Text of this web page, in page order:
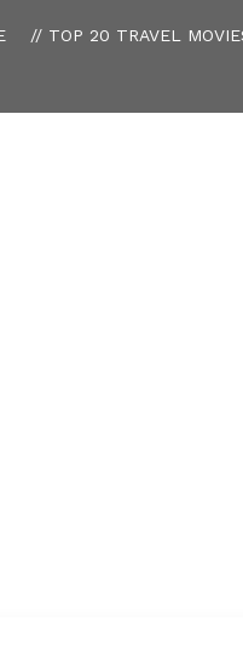
TOP 20 TRAVEL